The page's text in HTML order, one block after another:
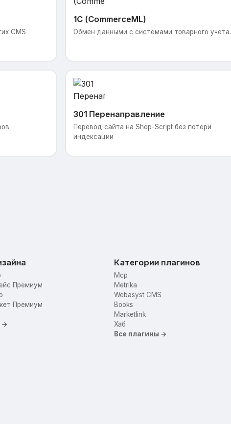
CMS
1С (CommerceML)
Обмен данными с системами товарного учета.
301 Перенаправление
Перевод сайта на Shop-Script без потери
индексации
Премиум
Премиум
→
Категории плагинов
Mcp
Metrika
Webasyst CMS
Books
Marketlink
Хаб
Все плагины →